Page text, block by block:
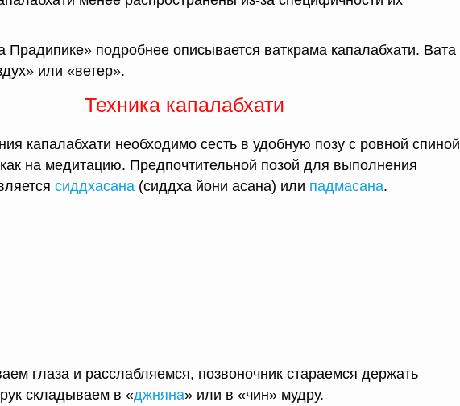
Прадипике» подробнее описывается ваткрама капалабхати. Вата
или «ветер».
Техника капалабхати
капалабхати необходимо сесть в удобную позу с ровной спиной
как на медитацию. Предпочтительной позой для выполнения
сиддхасана (сиддха йони асана) или падмасана.
глаза и расслабляемся, позвоночник стараемся держать
складываем в «джняна» или в «чин» мудру.